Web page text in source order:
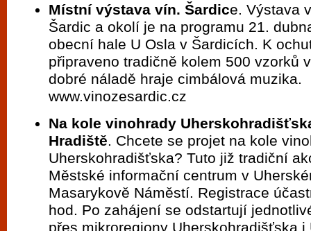
Místní výstava vín. Šardice. Výstava
Šardic a okolí je na programu 21.
obecní hale U Osla v Šardicích. K
připraveno tradičně kolem 500 vzorků
dobré náladě hraje cimbálová muzika.
www.vinozesardic.cz
Na kole vinohrady
Hradiště. Chcete se projet na kole
Uherskohradišťska? Tuto již tradiční
Městské informační centrum v
Masarykově Náměstí. Registrace
hod. Po zahájení se odstartují
přes mikroregiony Uherskohradišťska i